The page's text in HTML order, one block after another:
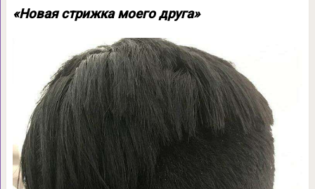
«Новая стрижка моего друга»